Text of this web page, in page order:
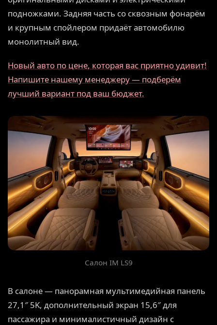
подножками. Задняя часть со сквозным фонарём
и крупным спойлером придаёт автомобилю
монолитный вид.
Новый авто по цене, которая вас приятно удивит!
Напишите нашему менеджеру — подберём
лучший вариант под ваш бюджет.
Салон IM LS9
В салоне — панорамная мультимедийная панель
27,1″ 5K, дополнительный экран 15,6″ для
пассажира и минималистичный дизайн с